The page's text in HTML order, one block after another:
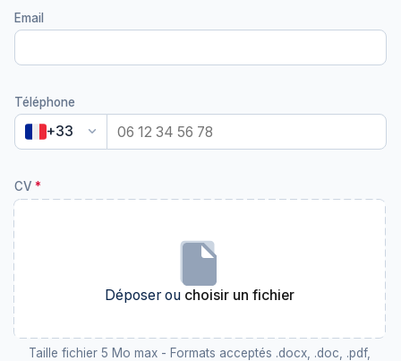
Email
Téléphone
+33 keyboard_arrow_down
CV
Déposer ou choisir un fichier
Taille fichier 5 Mo max - Formats acceptés .docx, .doc, .pdf,